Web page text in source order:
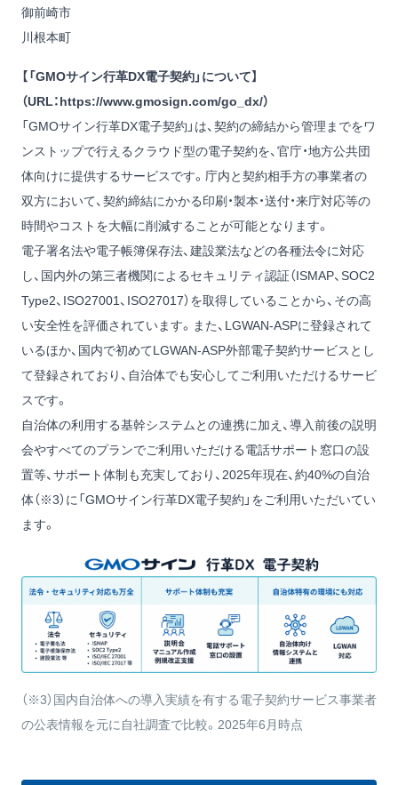
御前崎市
川根本町
【「GMOサイン行革DX電子契約」について】
（URL：https://www.gmosign.com/go_dx/）
「GMOサイン行革DX電子契約」は、契約の締結から管理までをワ
ンストップで行えるクラウド型の電子契約を、官庁・地方公共団
体向けに提供するサービスです。庁内と契約相手方の事業者の
双方において、契約締結にかかる印刷・製本・送付・来庁対応等の
時間やコストを大幅に削減することが可能となります。
電子署名法や電子帳簿保存法、建設業法などの各種法令に対応
し、国内外の第三者機関によるセキュリティ認証（ISMAP、SOC2
Type2、ISO27001、ISO27017）を取得していることから、その高
い安全性を評価されています。また、LGWAN-ASPに登録されて
いるほか、国内で初めてLGWAN-ASP外部電子契約サービスとし
て登録されており、自治体でも安心してご利用いただけるサービ
スです。
自治体の利用する基幹システムとの連携に加え、導入前後の説明
会やすべてのプランでご利用いただける電話サポート窓口の設
置等、サポート体制も充実しており、2025年現在、約40%の自治
体（※3）に「GMOサイン行革DX電子契約」をご利用いただいてい
ます。
（※3）国内自治体への導入実績を有する電子契約サービス事業者
の公表情報を元に自社調査で比較。2025年6月時点